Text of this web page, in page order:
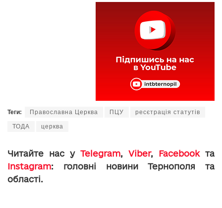
Теги: Православна Церква ПЦУ ресєтрація статутів
ТОДА церква
Читайте нас у Telegram, Viber, Facebookта
Instagram: головні новини Тернополя та
області.